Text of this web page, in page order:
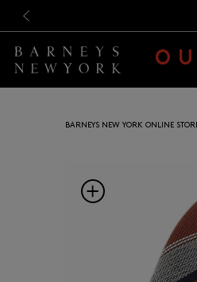
BARNEYS NEW YORK ONLINE